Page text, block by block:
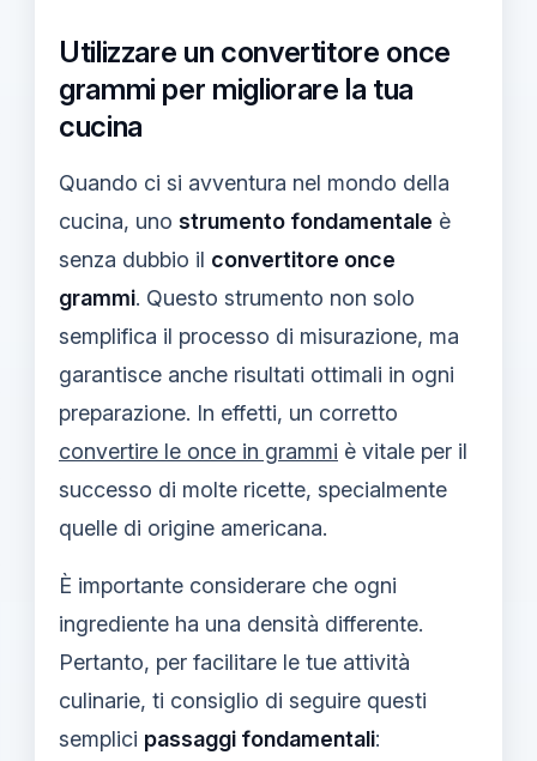
Utilizzare un convertitore once
grammi per migliorare la tua
cucina
Quando ci si avventura nel mondo della
cucina, uno strumento fondamentale è
senza dubbio il convertitore once
grammi. Questo strumento non solo
semplifica il processo di misurazione, ma
garantisce anche risultati ottimali in ogni
preparazione. In effetti, un corretto
convertire le once in grammi è vitale per il
successo di molte ricette, specialmente
quelle di origine americana.
È importante considerare che ogni
ingrediente ha una densità differente.
Pertanto, per facilitare le tue attività
culinarie, ti consiglio di seguire questi
semplici passaggi fondamentali: